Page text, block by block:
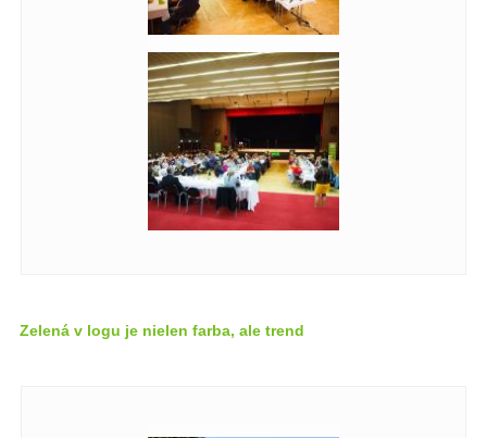
Zelená v logu je nielen farba, ale trend